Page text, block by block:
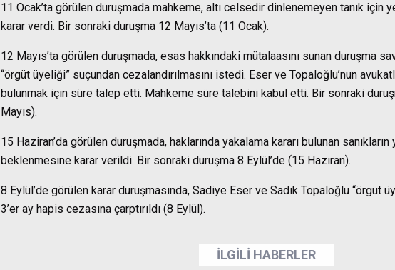
11 Ocak’ta görülen duruşmada mahkeme, altı celsedir dinlenemeyen tanık için
karar verdi. Bir sonraki duruşma 12 Mayıs’ta (11 Ocak).
12 Mayıs’ta görülen duruşmada, esas hakkındaki mütalaasını sunan duruşma
“örgüt üyeliği” suçundan cezalandırılmasını istedi. Eser ve Topaloğlu’nun
bulunmak için süre talep etti. Mahkeme süre talebini kabul etti. Bir sonraki
Mayıs).
15 Haziran’da görülen duruşmada, haklarında yakalama kararı bulunan sanıkların
beklenmesine karar verildi. Bir sonraki duruşma 8 Eylül’de (15 Haziran).
8 Eylül’de görülen karar duruşmasında, Sadiye Eser ve Sadık Topaloğlu “örgüt
3’er ay hapis cezasına çarptırıldı (8 Eylül).
İLGİLİ HABERLER